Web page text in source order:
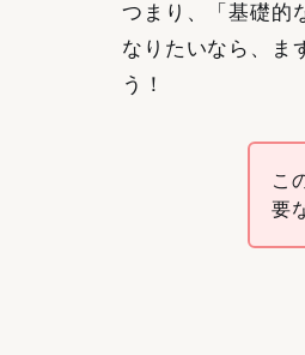
つまり、「基礎的
なりたいなら、ま
う！
こ
要